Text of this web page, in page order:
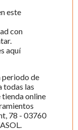
este
con
aquí
periodo de
todas las
online
78 - 03760